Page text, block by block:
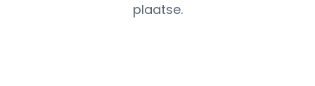
plaatse.